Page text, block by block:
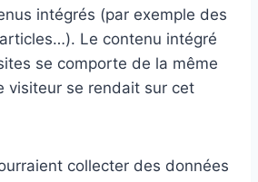
intégrés (par exemple des
Le contenu intégré
se comporte de la même
visiteur se rendait sur cet
collecter des données